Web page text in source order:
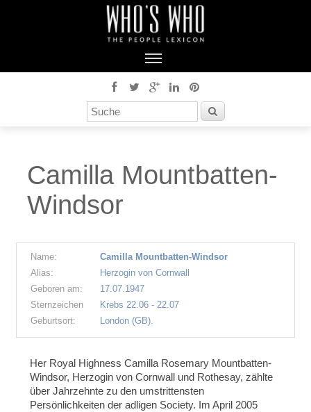
Camilla Mountbatten-
Windsor
Name:
Camilla Mountbatten-Windsor
Alias:
Herzogin von Cornwall
Geboren am:
17.07.1947
Sternzeichen
Krebs 22.06 - 22.07
Geburtsort:
London (GB).
Her Royal Highness Camilla Rosemary Mountbatten-
Windsor, Herzogin von Cornwall und Rothesay, zählte
über Jahrzehnte zu den umstrittensten
Persönlichkeiten der adligen Society. Im April 2005